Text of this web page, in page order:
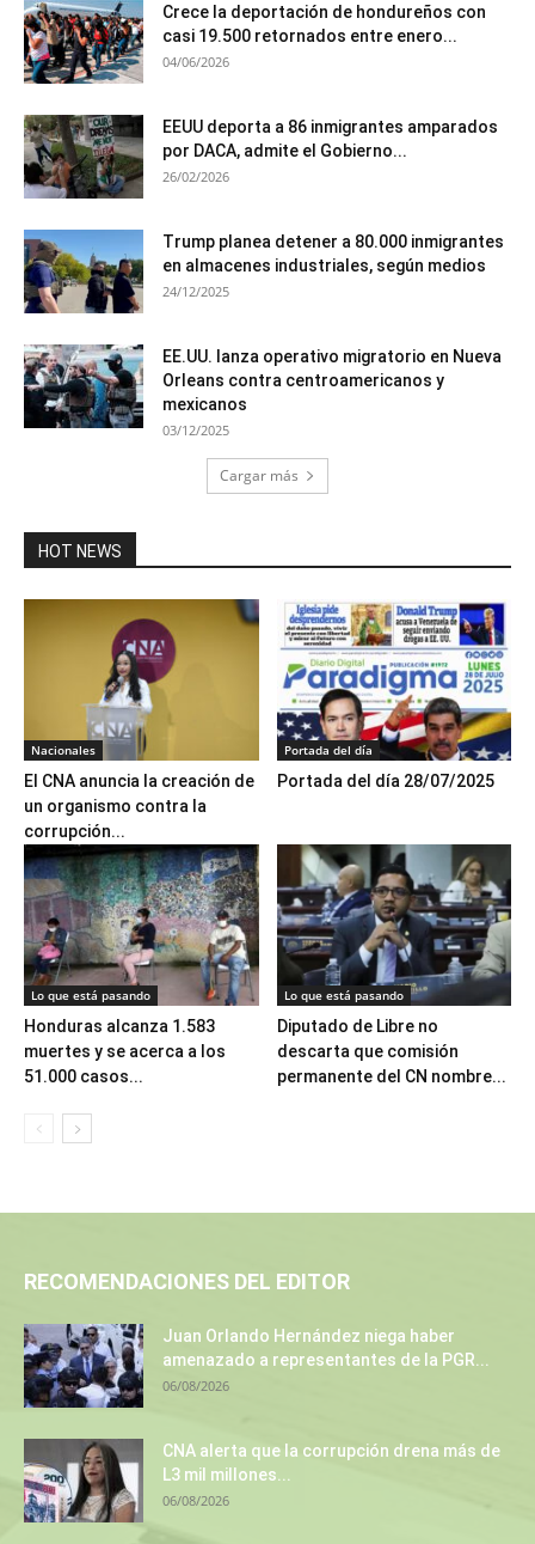
Crece la deportación de hondureños con
casi 19.500 retornados entre enero...
04/06/2026
EEUU deporta a 86 inmigrantes amparados
por DACA, admite el Gobierno...
26/02/2026
Trump planea detener a 80.000 inmigrantes
en almacenes industriales, según medios
24/12/2025
EE.UU. lanza operativo migratorio en Nueva
Orleans contra centroamericanos y
mexicanos
03/12/2025
Cargar más
HOT NEWS
Nacionales
El CNA anuncia la creación de
un organismo contra la
corrupción...
Portada del día
Portada del día 28/07/2025
Lo que está pasando
Honduras alcanza 1.583
muertes y se acerca a los
51.000 casos...
Lo que está pasando
Diputado de Libre no
descarta que comisión
permanente del CN nombre...
RECOMENDACIONES DEL EDITOR
Juan Orlando Hernández niega haber
amenazado a representantes de la PGR...
06/08/2026
CNA alerta que la corrupción drena más de
L3 mil millones...
06/08/2026